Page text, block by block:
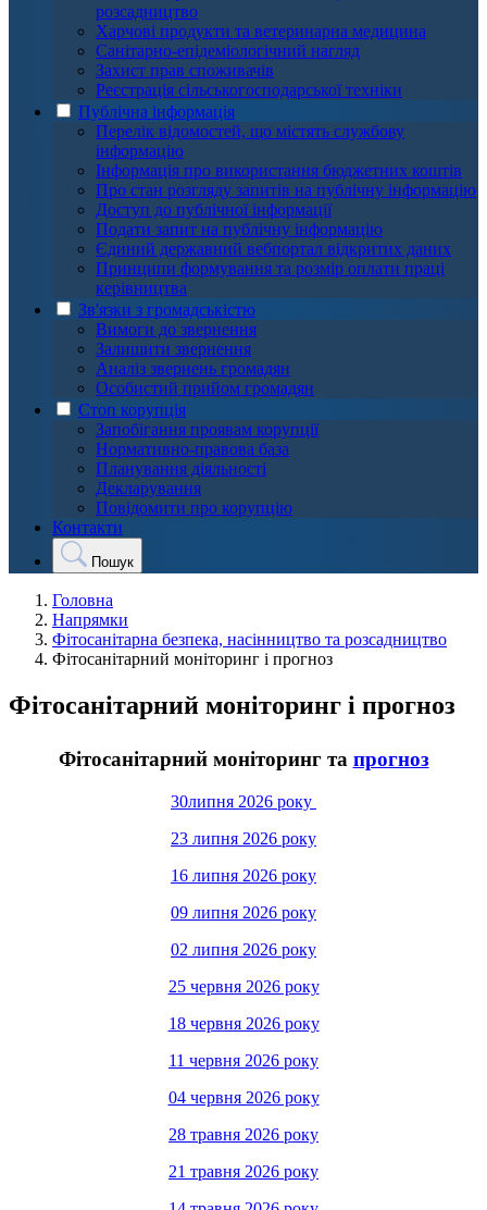
розсадництво
Харчові продукти та ветеринарна медицина
Санітарно-епідеміологічний нагляд
Захист прав споживачів
Реєстрація сільськогосподарської техніки
Публічна інформація
Перелік відомостей, що містять службову
інформацію
Інформація про використання бюджетних коштів
Про стан розгляду запитів на публічну інформацію
Доступ до публічної інформації
Подати запит на публічну інформацію
Єдиний державний вебпортал відкритих даних
Принципи формування та розмір оплати праці
керівництва
Зв'язки з громадськістю
Вимоги до звернення
Залишити звернення
Аналіз звернень громадян
Особистий прийом громадян
Стоп корупція
Запобігання проявам корупції
Нормативно-правова база
Планування діяльності
Декларування
Повідомити про корупцію
Контакти
Пошук
Головна
Напрямки
Фітосанітарна безпека, насінництво та розсадництво
Фітосанітарний моніторинг і прогноз
Фітосанітарний моніторинг і прогноз
Фітосанітарний моніторинг та прогноз
30липня 2026 року
23 липня 2026 року
16 липня 2026 року
09 липня 2026 року
02 липня 2026 року
25 червня 2026 року
18 червня 2026 року
11 червня 2026 року
04 червня 2026 року
28 травня 2026 року
21 травня 2026 року